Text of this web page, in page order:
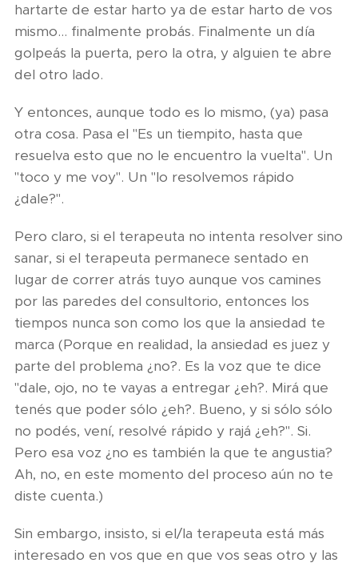
hartarte de estar harto ya de estar harto de vos
mismo… finalmente probás. Finalmente un día
golpeás la puerta, pero la otra, y alguien te abre
del otro lado.
Y entonces, aunque todo es lo mismo, (ya) pasa
otra cosa. Pasa el "Es un tiempito, hasta que
resuelva esto que no le encuentro la vuelta". Un
"toco y me voy". Un "lo resolvemos rápido
¿dale?".
Pero claro, si el terapeuta no intenta resolver sino
sanar, si el terapeuta permanece sentado en
lugar de correr atrás tuyo aunque vos camines
por las paredes del consultorio, entonces los
tiempos nunca son como los que la ansiedad te
marca (Porque en realidad, la ansiedad es juez y
parte del problema ¿no?. Es la voz que te dice
"dale, ojo, no te vayas a entregar ¿eh?. Mirá que
tenés que poder sólo ¿eh?. Bueno, y si sólo sólo
no podés, vení, resolvé rápido y rajá ¿eh?". Si.
Pero esa voz ¿no es también la que te angustia?
Ah, no, en este momento del proceso aún no te
diste cuenta.)
Sin embargo, insisto, si el/la terapeuta está más
interesado en vos que en que vos seas otro y las